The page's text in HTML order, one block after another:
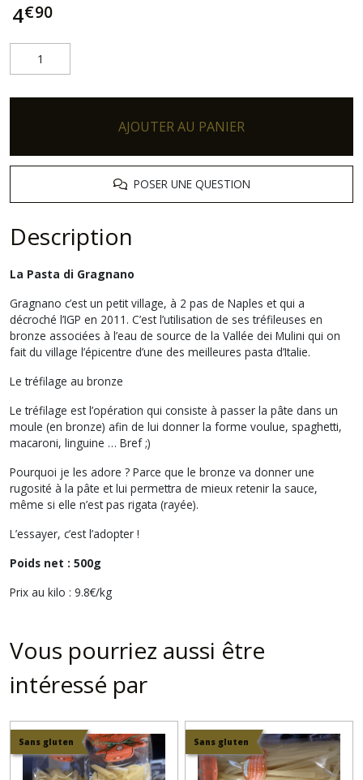
4€90
AJOUTER AU PANIER
POSER UNE QUESTION
Description
La Pasta di Gragnano
Gragnano c’est un petit village, à 2 pas de Naples et qui a
décroché l’IGP en 2011. C’est l’utilisation de ses tréfileuses en
bronze associées à l’eau de source de la Vallée dei Mulini qui on
fait du village l’épicentre d’une des meilleures pasta d’Italie.
Le tréfilage au bronze
Le tréfilage est l’opération qui consiste à passer la pâte dans un
moule (en bronze) afin de lui donner la forme voulue, spaghetti,
macaroni, linguine … Bref ;)
Pourquoi je les adore ? Parce que le bronze va donner une
rugosité à la pâte et lui permettra de mieux retenir la sauce,
même si elle n’est pas rigata (rayée).
L’essayer, c’est l’adopter !
Poids net : 500g
Prix au kilo : 9.8€/kg
Vous pourriez aussi être
intéressé par
Sans gluten Sans gluten